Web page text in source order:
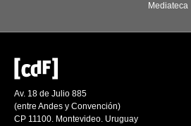
Mediateca
Av. 18 de Julio 885
(entre Andes y Convención)
CP 11100. Montevideo. Uruguay